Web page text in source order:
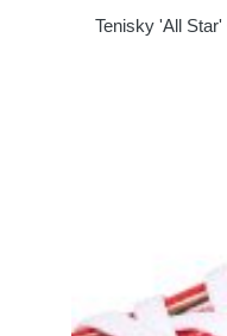
Tenisky 'All